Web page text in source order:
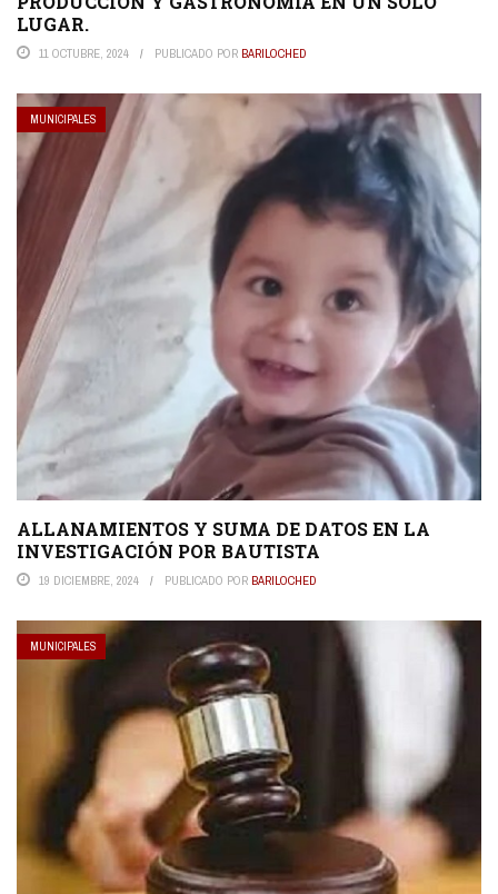
LUGAR.
11 OCTUBRE, 2024 PUBLICADO POR BARILOCHED
MUNICIPALES
ALLANAMIENTOS Y SUMA DE DATOS EN LA
INVESTIGACIÓN POR BAUTISTA
19 DICIEMBRE, 2024 PUBLICADO POR BARILOCHED
MUNICIPALES